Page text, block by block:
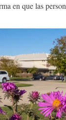
en que las